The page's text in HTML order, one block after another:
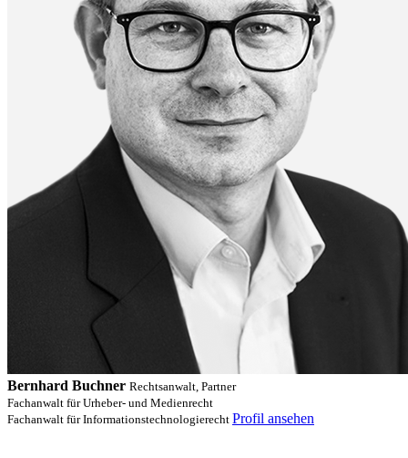
Bernhard Buchner Rechtsanwalt, Partner
Fachanwalt für Urheber- und Medienrecht
Fachanwalt für Informationstechnologierecht Profil ansehen